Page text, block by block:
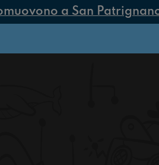
a San